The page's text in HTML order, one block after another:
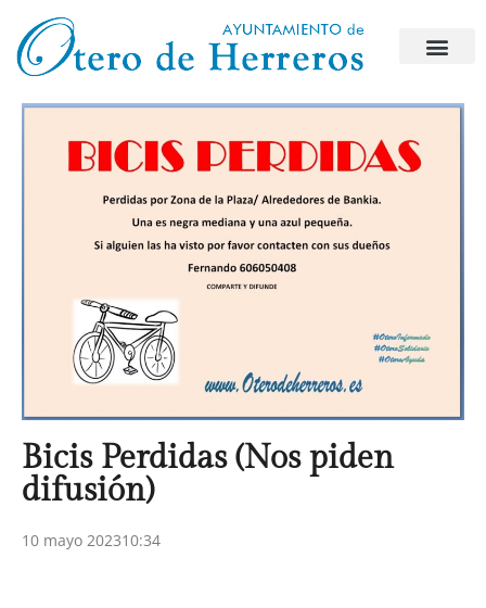
Bicis Perdidas (Nos piden
difusión)
10 mayo 202310:34